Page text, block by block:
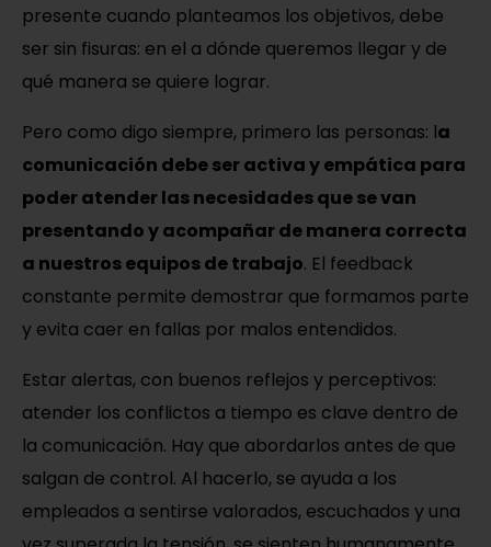
presente cuando planteamos los objetivos, debe
ser sin fisuras: en el a dónde queremos llegar y de
qué manera se quiere lograr.
Pero como digo siempre, primero las personas: la
comunicación debe ser activa y empática para
poder atender las necesidades que se van
presentando y acompañar de manera correcta
a nuestros equipos de trabajo. El feedback
constante permite demostrar que formamos parte
y evita caer en fallas por malos entendidos.
Estar alertas, con buenos reflejos y perceptivos:
atender los conflictos a tiempo es clave dentro de
la comunicación. Hay que abordarlos antes de que
salgan de control. Al hacerlo, se ayuda a los
empleados a sentirse valorados, escuchados y una